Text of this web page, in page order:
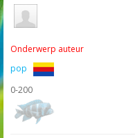
Onderwerp auteur
pop
0-200